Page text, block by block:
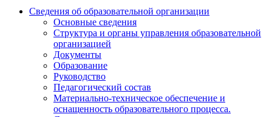
записей
Сведения об образовательной организации
Основные сведения
Структура и органы управления образовательной
организацией
Документы
Образование
Руководство
Педагогический состав
Материально-техническое обеспечение и
оснащенность образовательного процесса.